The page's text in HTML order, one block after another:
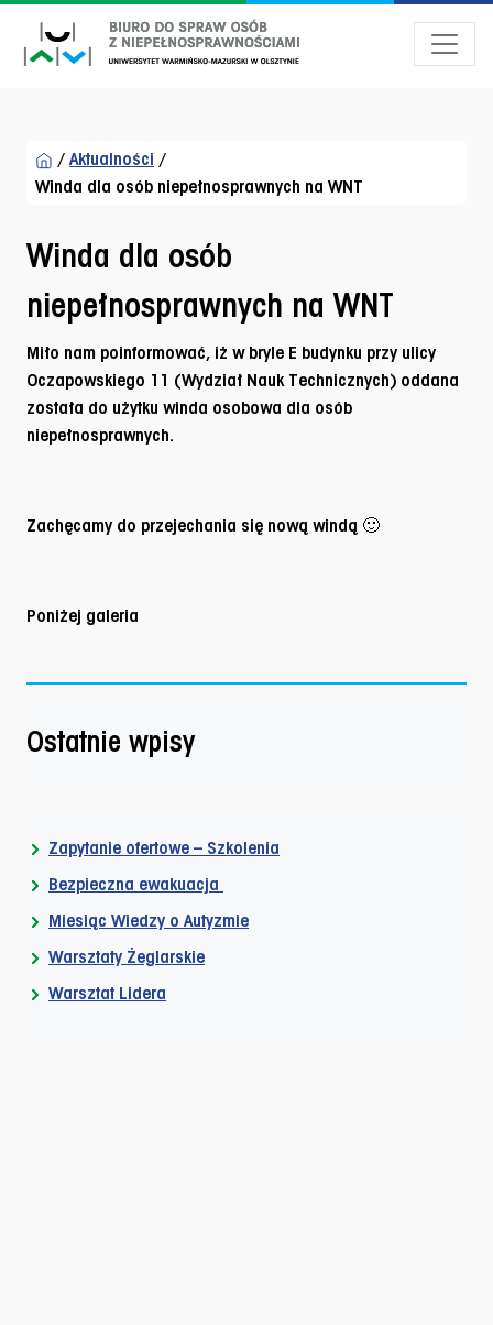
/ Aktualności /
Winda dla osób niepełnosprawnych na WNT
Winda dla osób
niepełnosprawnych na WNT
Miło nam poinformować, iż w bryle E budynku przy ulicy
Oczapowskiego 11 (Wydział Nauk Technicznych) oddana
została do użytku winda osobowa dla osób
niepełnosprawnych.
Zachęcamy do przejechania się nową windą 🙂
Poniżej galeria
Ostatnie wpisy
Zapytanie ofertowe – Szkolenia
Bezpieczna ewakuacja
Miesiąc Wiedzy o Autyzmie
Warsztaty Żeglarskie
Warsztat Lidera